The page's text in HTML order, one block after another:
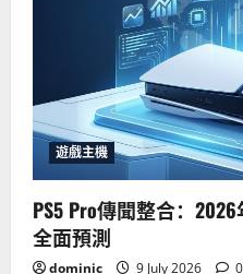
遊戲主機
PS5 Pro傳聞整合：
全面預測
dominic 9 July 2026 0